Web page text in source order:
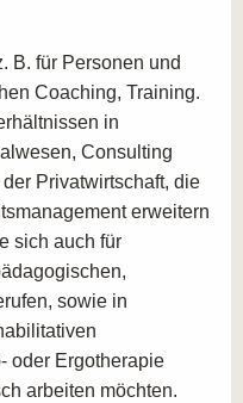
B. für Personen und
Coaching, Training.
in
Consulting
Privatwirtschaft, die
erweitern
sich auch für
sowie in
oder Ergotherapie
arbeiten möchten.